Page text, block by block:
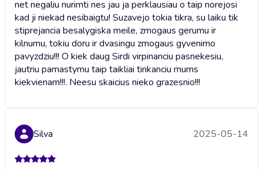
net negaliu nurimti nes jau ja perklausiau o taip norejosi
kad ji niekad nesibaigtu! Suzavejo tokia tikra, su laiku tik
stiprejancia besalygiska meile, zmogaus gerumu ir
kilnumu, tokiu doru ir dvasingu zmogaus gyvenimo
pavyzdziu!!! O kiek daug Sirdi virpinanciu pasnekesiu,
jautriu pamastymu taip taikliai tinkanciu mums
kiekvienam!!!. Neesu skaicius nieko grazesnio!!!
Silva 2025-05-14